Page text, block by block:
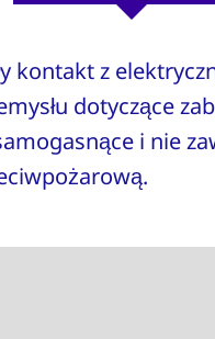
kontakt z
dotyczące
i nie